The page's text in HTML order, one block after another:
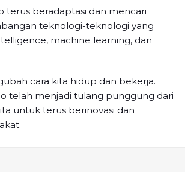
terus beradaptasi dan mencari
teknologi-teknologi yang
machine learning, dan
cara kita hidup dan bekerja.
telah menjadi tulang punggung dari
untuk terus berinovasi dan